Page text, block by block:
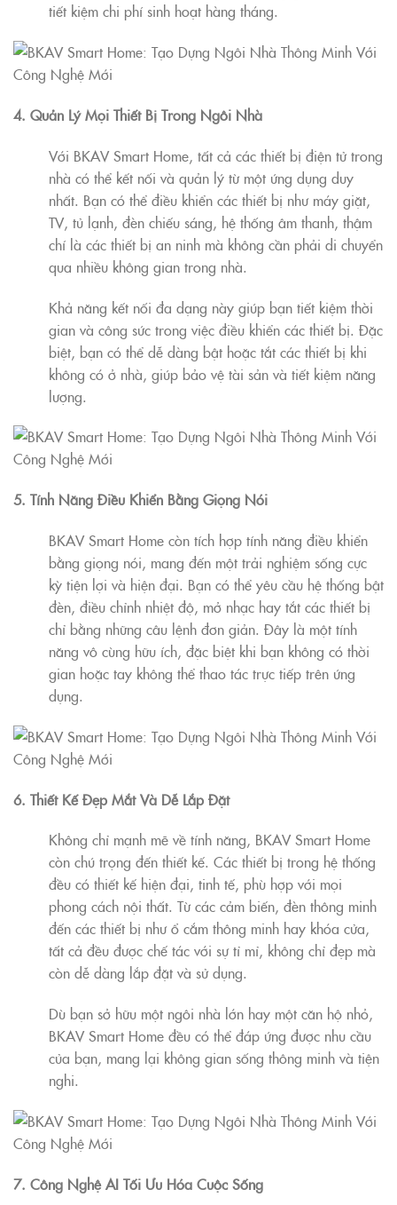
tiết kiệm chi phí sinh hoạt hàng tháng.
4. Quản Lý Mọi Thiết Bị Trong Ngôi Nhà
Với BKAV Smart Home, tất cả các thiết bị điện tử trong
nhà có thể kết nối và quản lý từ một ứng dụng duy
nhất. Bạn có thể điều khiển các thiết bị như máy giặt,
TV, tủ lạnh, đèn chiếu sáng, hệ thống âm thanh, thậm
chí là các thiết bị an ninh mà không cần phải di chuyển
qua nhiều không gian trong nhà.
Khả năng kết nối đa dạng này giúp bạn tiết kiệm thời
gian và công sức trong việc điều khiển các thiết bị. Đặc
biệt, bạn có thể dễ dàng bật hoặc tắt các thiết bị khi
không có ở nhà, giúp bảo vệ tài sản và tiết kiệm năng
lượng.
5. Tính Năng Điều Khiển Bằng Giọng Nói
BKAV Smart Home còn tích hợp tính năng điều khiển
bằng giọng nói, mang đến một trải nghiệm sống cực
kỳ tiện lợi và hiện đại. Bạn có thể yêu cầu hệ thống bật
đèn, điều chỉnh nhiệt độ, mở nhạc hay tắt các thiết bị
chỉ bằng những câu lệnh đơn giản. Đây là một tính
năng vô cùng hữu ích, đặc biệt khi bạn không có thời
gian hoặc tay không thể thao tác trực tiếp trên ứng
dụng.
6. Thiết Kế Đẹp Mắt Và Dễ Lắp Đặt
Không chỉ mạnh mẽ về tính năng, BKAV Smart Home
còn chú trọng đến thiết kế. Các thiết bị trong hệ thống
đều có thiết kế hiện đại, tinh tế, phù hợp với mọi
phong cách nội thất. Từ các cảm biến, đèn thông minh
đến các thiết bị như ổ cắm thông minh hay khóa cửa,
tất cả đều được chế tác với sự tỉ mỉ, không chỉ đẹp mà
còn dễ dàng lắp đặt và sử dụng.
Dù bạn sở hữu một ngôi nhà lớn hay một căn hộ nhỏ,
BKAV Smart Home đều có thể đáp ứng được nhu cầu
của bạn, mang lại không gian sống thông minh và tiện
nghi.
7. Công Nghệ AI Tối Ưu Hóa Cuộc Sống